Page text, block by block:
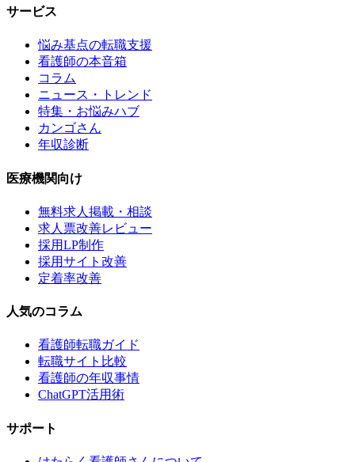
サービス
悩み基点の転職支援
看護師の本音箱
コラム
ニュース・トレンド
特集・お悩みハブ
カンゴさん
年収診断
医療機関向け
無料求人掲載・相談
求人票改善レビュー
採用LP制作
採用サイト改善
定着率改善
人気のコラム
看護師転職ガイド
転職サイト比較
看護師の年収事情
ChatGPT活用術
サポート